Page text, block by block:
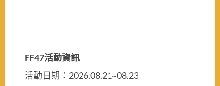
FF47活動資訊
活動日期：2026.08.21~08.23